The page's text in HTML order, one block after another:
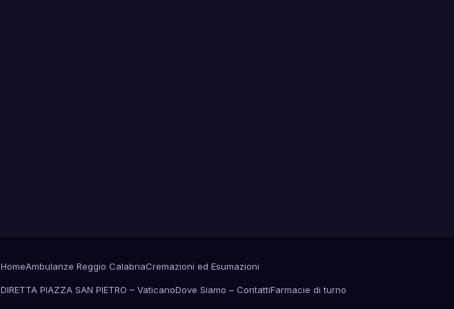
HomeAmbulanze Reggio CalabriaCremazioni ed Esumazioni
DIRETTA PIAZZA SAN PIETRO – VaticanoDove Siamo – ContattiFarmacie di turno